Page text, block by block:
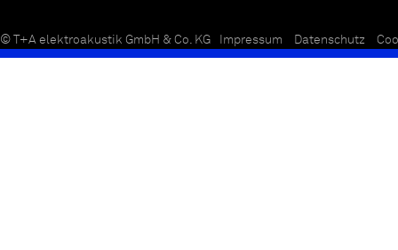
© T+A elektroakustik GmbH & Co. KG Impressum Datenschutz